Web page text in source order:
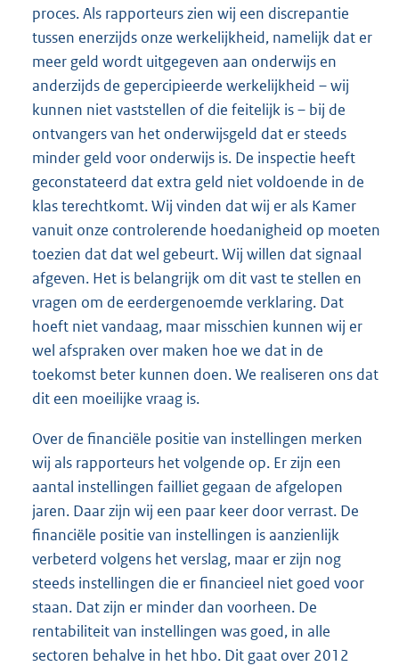
proces. Als rapporteurs zien wij een discrepantie
tussen enerzijds onze werkelijkheid, namelijk dat er
meer geld wordt uitgegeven aan onderwijs en
anderzijds de gepercipieerde werkelijkheid – wij
kunnen niet vaststellen of die feitelijk is – bij de
ontvangers van het onderwijsgeld dat er steeds
minder geld voor onderwijs is. De inspectie heeft
geconstateerd dat extra geld niet voldoende in de
klas terechtkomt. Wij vinden dat wij er als Kamer
vanuit onze controlerende hoedanigheid op moeten
toezien dat dat wel gebeurt. Wij willen dat signaal
afgeven. Het is belangrijk om dit vast te stellen en
vragen om de eerdergenoemde verklaring. Dat
hoeft niet vandaag, maar misschien kunnen wij er
wel afspraken over maken hoe we dat in de
toekomst beter kunnen doen. We realiseren ons dat
dit een moeilijke vraag is.
Over de financiële positie van instellingen merken
wij als rapporteurs het volgende op. Er zijn een
aantal instellingen failliet gegaan de afgelopen
jaren. Daar zijn wij een paar keer door verrast. De
financiële positie van instellingen is aanzienlijk
verbeterd volgens het verslag, maar er zijn nog
steeds instellingen die er financieel niet goed voor
staan. Dat zijn er minder dan voorheen. De
rentabiliteit van instellingen was goed, in alle
sectoren behalve in het hbo. Dit gaat over 2012